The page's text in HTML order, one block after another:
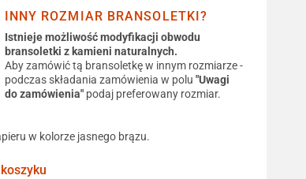
INNY ROZMIAR BRANSOLETKI?
Istnieje możliwość modyfikacji obwodu
bransoletki z kamieni naturalnych.
Aby zamówić tą bransoletkę w innym rozmiarze -
podczas składania zamówienia w polu "Uwagi
do zamówienia"podaj preferowany rozmiar.
w kolorze jasnego brązu.